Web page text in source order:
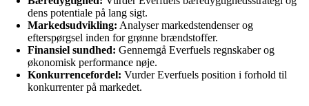
dens potentiale på lang sigt.
Markedsudvikling: Analyser markedstendenser og
efterspørgsel inden for grønne brændstoffer.
Finansiel sundhed: Gennemgå Everfuels regnskaber og
økonomisk performance nøje.
Konkurrencefordel: Vurder Everfuels position i forhold til
konkurrenter på markedet.